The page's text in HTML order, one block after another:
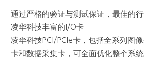
通过严格的验证与测试保证，最佳的
凌华科技丰富的I/O卡
凌华科技PCI/PCIe卡，包括全系列图
卡和数据采集卡，可全面优化整个系